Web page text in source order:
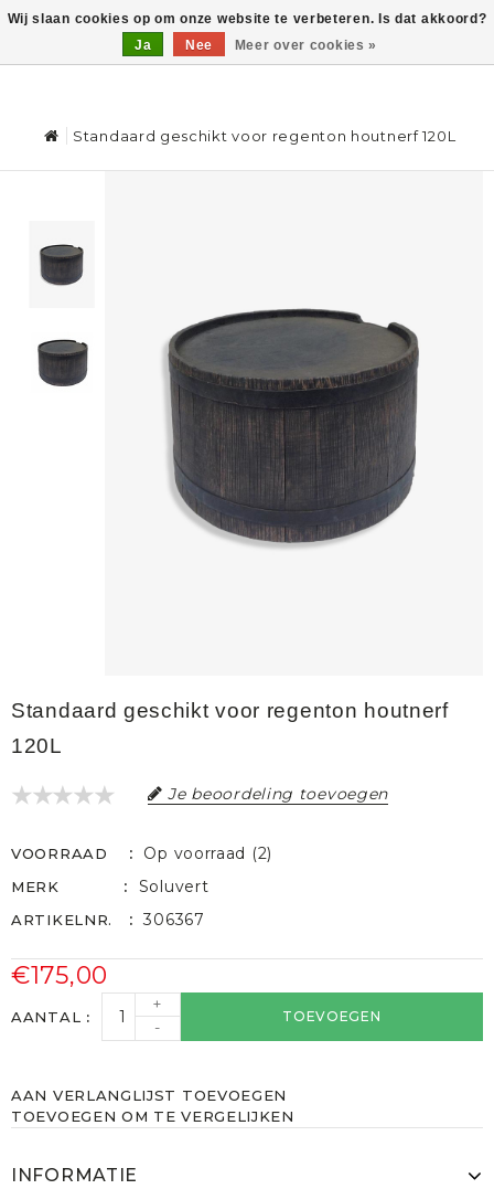
0
Standaard geschikt voor regenton houtnerf 120L
Standaard geschikt voor regenton houtnerf
120L
Je beoordeling toevoegen
VOORRAAD Op voorraad (2)
MERK Soluvert
ARTIKELNR. 306367
€175,00
AANTAL
+
-
TOEVOEGEN
AAN VERLANGLIJST TOEVOEGEN
TOEVOEGEN OM TE VERGELIJKEN
INFORMATIE
Wij slaan cookies op om onze website te verbeteren. Is dat akkoord?
Ja
Nee Meer over cookies »